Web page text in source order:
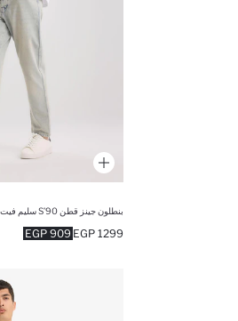
909 EGP 1299 EGP